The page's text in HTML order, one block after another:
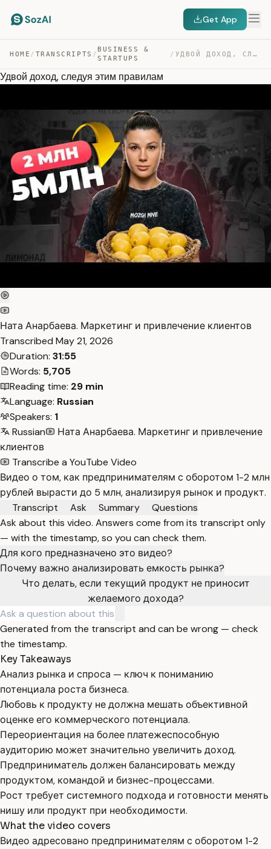
Get App
HOME / TRANSCRIPTS /
BUSINESS &
STARTUPS
/ УДВОЙ ДОХОД, СЛЕДУЯ ЭТИМ ПРАВИЛАМ — TRANSCRIPT
Удвой доход, следуя этим правилам
Ната Анарбаева. Маркетинг и привлечение клиентов
Transcribed May 21, 2026
Duration: 31:55
Words: 5,705
Reading time: 29 min
Language: Russian
Speakers: 1
Russian
Ната Анарбаева. Маркетинг и привлечение
клиентов
Transcribe a YouTube Video
Видео о том, как предпринимателям с оборотом 1-2 млн
рублей вырасти до 5 млн, анализируя рынок и продукт.
Transcript
Ask Summary
Questions
Ask about this video. Answers come from its transcript only
— with the timestamp, so you can check them.
Для кого предназначено это видео?
Почему важно анализировать емкость рынка?
Что делать, если текущий продукт не приносит
желаемого дохода?
Generated from the transcript and can be wrong — check
the timestamp.
Key Takeaways
Анализ рынка и спроса — ключ к пониманию
потенциала роста бизнеса.
Любовь к продукту не должна мешать объективной
оценке его коммерческого потенциала.
Переориентация на более платежеспособную
аудиторию может значительно увеличить доход.
Предприниматель должен балансировать между
продуктом, командой и бизнес-процессами.
Рост требует системного подхода и готовности менять
нишу или продукт при необходимости.
What the video covers
Видео адресовано предпринимателям с оборотом 1-2